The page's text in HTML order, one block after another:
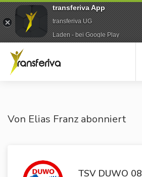
Von Elias Franz abonniert
TSV DUWO 08
transferiva App
transferiva UG
Laden - bei Google Play